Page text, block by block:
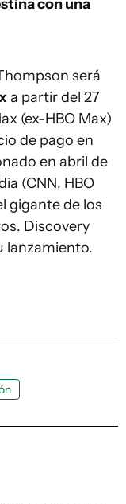
con una
será
a partir del 27
(ex-HBO Max)
de pago en
en abril de
(CNN, HBO
gigante de los
Discovery
lanzamiento.